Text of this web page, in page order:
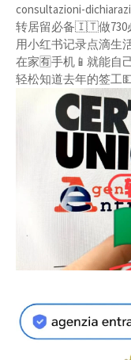
consultazioni-
转居留必备🇮🇹做730
用小红书记录点滴生
在家🈶手机📱就能自
轻松知道去年的签工